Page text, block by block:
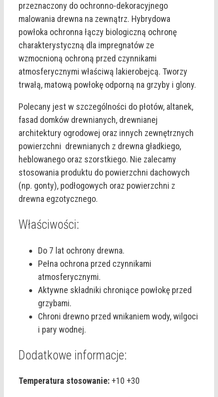
przeznaczony do ochronno-dekoracyjnego
malowania drewna na zewnątrz. Hybrydowa
powłoka ochronna łączy biologiczną ochronę
charakterystyczną dla impregnatów ze
wzmocnioną ochroną przed czynnikami
atmosferycznymi właściwą lakierobejcą. Tworzy
trwałą, matową powłokę odporną na grzyby i glony.
Polecany jest w szczególności do płotów, altanek,
fasad domków drewnianych, drewnianej
architektury ogrodowej oraz innych zewnętrznych
powierzchni drewnianych z drewna gładkiego,
heblowanego oraz szorstkiego. Nie zalecamy
stosowania produktu do powierzchni dachowych
(np. gonty), podłogowych oraz powierzchni z
drewna egzotycznego.
Właściwości:
Do 7 lat ochrony drewna.
Pełna ochrona przed czynnikami
atmosferycznymi.
Aktywne składniki chroniące powłokę przed
grzybami.
Chroni drewno przed wnikaniem wody, wilgoci
i pary wodnej.
Dodatkowe informacje:
Temperatura stosowanie: +10 +30